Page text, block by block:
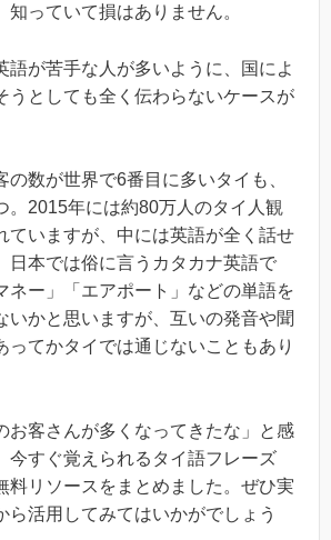
知っていて損はありません。
語が苦手な人が多いように、国によ
うとしても全く伝わらないケースが
の数が世界で6番目に多いタイも、
。2015年には約80万人のタイ人観
ていますが、中には英語が全く話せ
日本では俗に言うカタカナ英語で
ネー」「エアポート」などの単語を
いかと思いますが、互いの発音や聞
ってかタイでは通じないこともあり
お客さんが多くなってきたな」と感
今すぐ覚えられるタイ語フレーズ
料リソースをまとめました。ぜひ実
ら活用してみてはいかがでしょう